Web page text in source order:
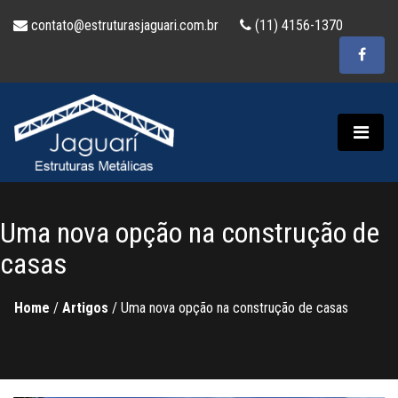
contato@estruturasjaguari.com.br (11) 4156-1370
Uma nova opção na construção de
casas
Home / Artigos / Uma nova opção na construção de casas